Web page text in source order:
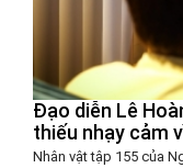
Đạo diễn Lê
thiếu nhạy cảm
Nhân vật tập 155 của